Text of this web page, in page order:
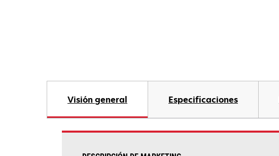
Visión general Especificaciones